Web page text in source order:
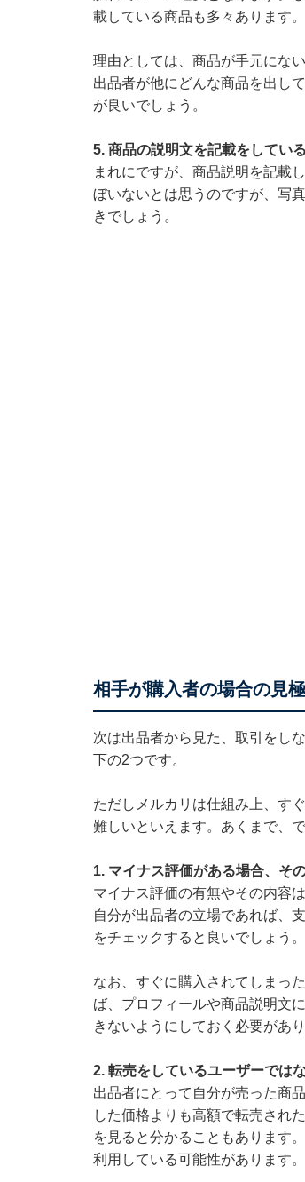
載している商品も多々あります
理由としては、商品が手元にな
出品者が他にどんな商品を出し
が良いでしょう。
5. 商品の説明文を記載をしてい
まれにですが、商品説明を記載
ぼいないとは思うのですが、写
きでしょう。
相手が購入者の場合の見
次は出品者から見た、取引をし
下の2つです。
ただしメルカリは仕組み上、す
難しいといえます。あくまで、
1. マイナス評価がある場合、そ
マイナス評価の有無やその内容
自分が出品者の立場であれば、
をチェックすると良いでしょう。
なお、すぐに購入されてしまっ
ば、プロフィールや商品説明文
きないようにしておく必要があり
2. 転売をしているユーザーでは
出品者にとって自分が売った商
した価格よりも高額で転売され
を見ると分かることもあります
利用している可能性があります。